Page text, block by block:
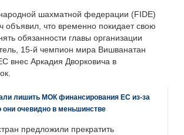
шахматной федерации (FIDE)
объявил, что временно покидает свою
обязанности главы организации
15-й чемпион мира Вишванатан
внес Аркадия Дворковича в
лишить МОК финансирования ЕС из-за
они очевидно в меньшинстве
предложили прекратить